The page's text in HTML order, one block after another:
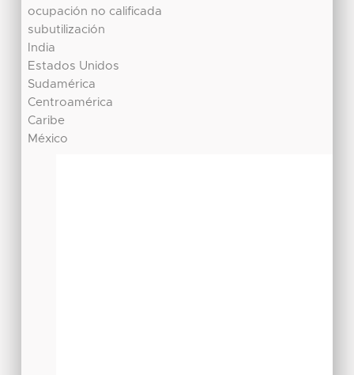
ocupación no calificada
subutilización
India
Estados Unidos
Sudamérica
Centroamérica
Caribe
México